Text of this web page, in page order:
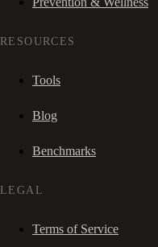
RESOURCES
Tools
Blog
Benchmarks
LEGAL
Terms of Service